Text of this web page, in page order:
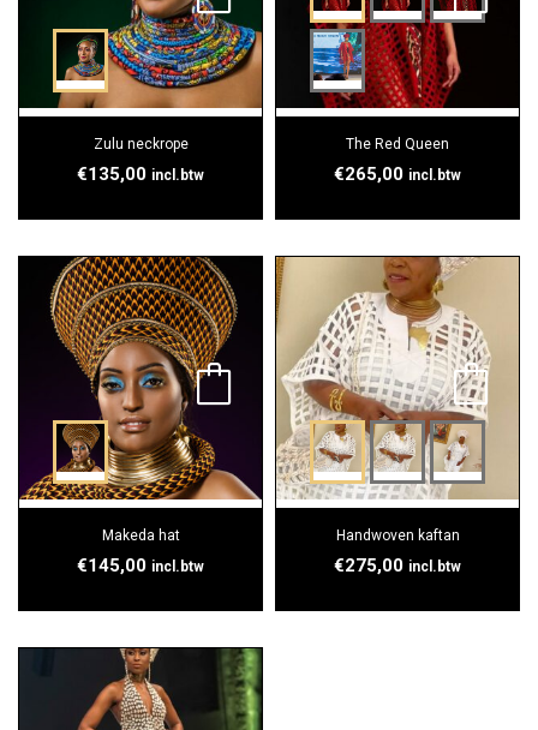
Zulu neckrope
€135,00 incl.btw
The Red Queen
€265,00 incl.btw
Makeda hat
€145,00 incl.btw
Handwoven kaftan
€275,00 incl.btw